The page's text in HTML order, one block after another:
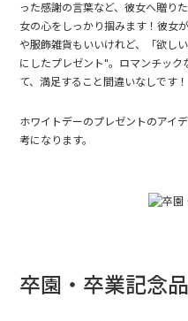
った感謝の言葉など、彼女へ贈り
女の心をしっかり掴みます！彼女
や服飾雑貨もいいけれど、「欲し
にしたプレゼント"。ロマンチック
て、満足すること間違いなしです！
ホワイトデーのプレゼントのアイ
考になります。
卒園・卒業記念品